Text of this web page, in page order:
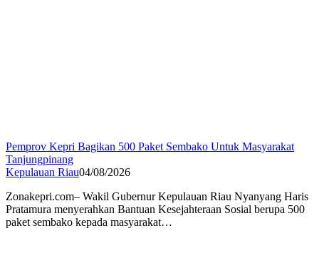
Pemprov Kepri Bagikan 500 Paket Sembako Untuk Masyarakat
Tanjungpinang
Kepulauan Riau04/08/2026
Zonakepri.com– Wakil Gubernur Kepulauan Riau Nyanyang Haris
Pratamura menyerahkan Bantuan Kesejahteraan Sosial berupa 500
paket sembako kepada masyarakat…